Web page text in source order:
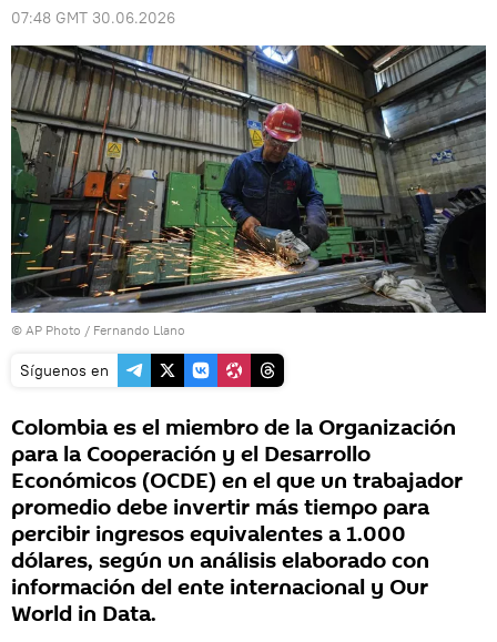
07:48 GMT 30.06.2026
© AP Photo / Fernando Llano
Síguenos en
Colombia es el miembro de la Organización
para la Cooperación y el Desarrollo
Económicos (OCDE) en el que un trabajador
promedio debe invertir más tiempo para
percibir ingresos equivalentes a 1.000
dólares, según un análisis elaborado con
información del ente internacional y Our
World in Data.